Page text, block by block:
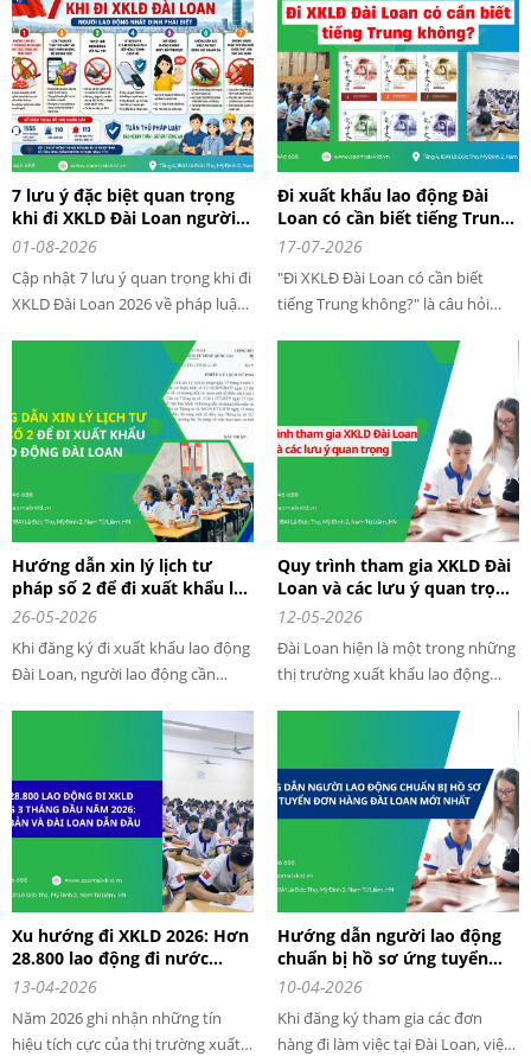
Đài Loan. Từ ngày 1/1/2024 mức lương
cơ bản của người lao động được điều
chỉnh.
7 lưu ý đặc biệt quan trọng
khi đi XKLD Đài Loan người
lao động nhất định phải biết
01-08-2026
Cập nhật 7 lưu ý quan trọng khi đi
XKLD Đài Loan 2026 về pháp luật,
quấy rối tình dục khi sinh sống và
Đi xuất khẩu lao động Đài
Loan có cần biết tiếng Trung
không?
17-07-2026
"Đi XKLĐ Đài Loan có cần biết
tiếng Trung không?" là câu hỏi
quan tâm khi có ý định sang Đài
Loan làm việc. Nhiều người lo lắng
vì chưa từng học tiếng Trung và
sợ không đủ điều kiện đăng ký
Hướng dẫn xin lý lịch tư
pháp số 2 để đi xuất khẩu lao
động Đài Loan 2026
26-05-2026
Khi đăng ký đi xuất khẩu lao động
Đài Loan, người lao động cần
trọng như hộ chiếu, giấy khám
sức khỏe và đặc biệt là lý lịch tư
pháp số 2. Đây là giấy tờ gần như
bắt buộc trong hồ sơ xin visa khi
đi xuất khẩu lao động Đài Loan.
Quy trình tham gia XKLD Đài
Loan và các lưu ý quan trọng
khi đi XKLD Đài Loan
12-05-2026
Đài Loan hiện là một trong những
thị trường xuất khẩu lao động
chọn nhờ mức lương ổn định, chi
phí hợp lý và nhiều đơn hàng đa
dạng. Đặc biệt, quy trình tham gia
XKLD Đài Loan hiện nay khá đơn
giản, thời gian xuất cảnh nhanh
nếu hồ sơ đầy đủ và phù hợp.
Xu hướng đi XKLD 2026: Hơn
28.800 lao động đi nước
ngoài làm việc trong 3 tháng
13-04-2026
Năm 2026 ghi nhận những tín
hiệu tích cực của thị trường xuất
Hướng dẫn người lao động
chuẩn bị hồ sơ ứng tuyển
đơn hàng đài loan chi tiết tại
Sao Mai
10-04-2026
Khi đăng ký tham gia các đơn
hàng đi làm việc tại Đài Loan, việc